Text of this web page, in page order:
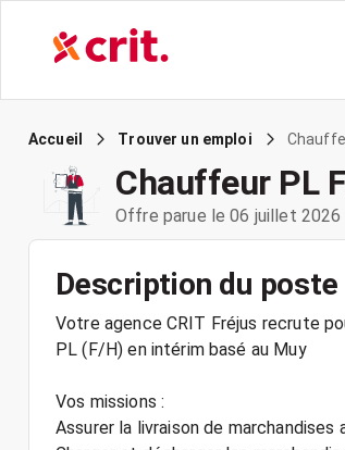
Accueil Trouver un emploi
Chauffeur PL
Offre parue le 06 juillet 2026
Description du poste
Votre agence CRIT Fréjus recrute
PL (F/H) en intérim basé au Muy
Vos missions :
Assurer la livraison de